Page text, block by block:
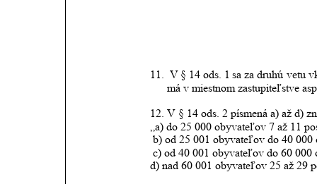
11. V § 14 ods. 1 sa za druhú vetu
má v miestnom zastupiteľstve
12. V § 14 ods. 2 písmená a) až d)
„a) do 25 000 obyvateľov 7 až 11
b) od 25 001 obyvateľov do 40
c) od 40 001 obyvateľov do 60 000
d) nad 60 001 obyvateľov 25 až 29